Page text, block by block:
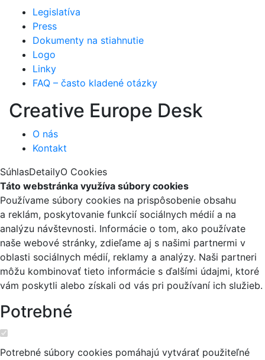
Legislatíva
Press
Dokumenty na stiahnutie
Logo
Linky
FAQ – často kladené otázky
Creative Europe Desk
O nás
Kontakt
SúhlasDetailyO Cookies
Táto webstránka využíva súbory cookies
Používame súbory cookies na prispôsobenie obsahu
a reklám, poskytovanie funkcií sociálnych médií a na
analýzu návštevnosti. Informácie o tom, ako používate
naše webové stránky, zdieľame aj s našimi partnermi v
oblasti sociálnych médií, reklamy a analýzy. Naši partneri
môžu kombinovať tieto informácie s ďalšími údajmi, ktoré
vám poskytli alebo získali od vás pri používaní ich služieb.
Potrebné
Potrebné súbory cookies pomáhajú vytvárať použiteľné